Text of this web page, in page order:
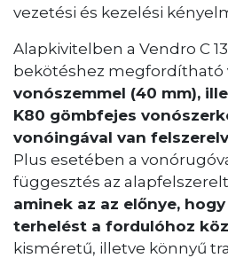
vezetési és kezelési
Alapkivitelben a Vendro C
bekötéshez megfordítható
vonószemmel (40 mm),
K80 gömbfejes
vonóingával van
Plus esetében a
függesztés az
aminek az az előnye,
terhelést a fordulóhoz
kisméretű, illetve könnyű